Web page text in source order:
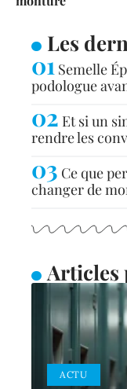
Les
Semelle
podologue
Et si un
rendre les
Ce que
changer de
Articles
ACTU